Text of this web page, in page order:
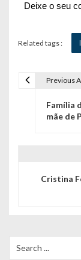
Deixe o seu
Related tags :
ã
Previous
Família
mãe de
Cristina
for: